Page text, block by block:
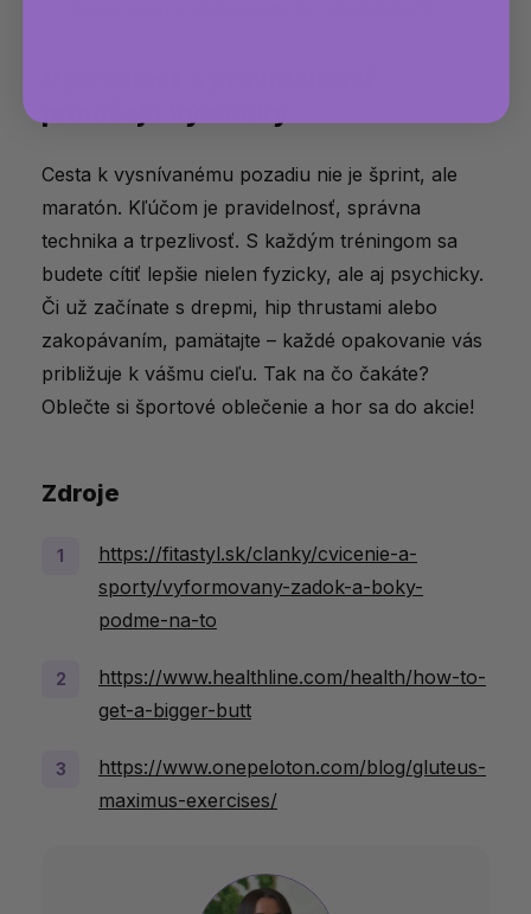
Cesta k vysnívanému pozadiu nie je šprint, ale
maratón. Kľúčom je pravidelnosť, správna
technika a trpezlivosť. S každým tréningom sa
budete cítiť lepšie nielen fyzicky, ale aj psychicky.
Či už začínate s drepmi, hip thrustami alebo
zakopávaním, pamätajte – každé opakovanie vás
približuje k vášmu cieľu. Tak na čo čakáte?
Oblečte si športové oblečenie a hor sa do akcie!
Zdroje
https://fitastyl.sk/clanky/cvicenie-a-
sporty/vyformovany-zadok-a-boky-
podme-na-to
https://www.healthline.com/health/how-to-
get-a-bigger-butt
https://www.onepeloton.com/blog/gluteus-
maximus-exercises/